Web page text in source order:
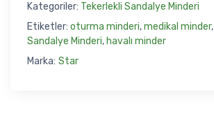
Kategoriler: Tekerlekli Sandalye Minderi
Etiketler: oturma minderi,medikal minder,
Sandalye Minderi, havalı minder
Marka: Star